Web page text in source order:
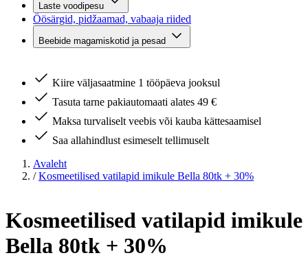
Laste voodipesu
Öösärgid, pidžaamad, vabaaja riided
Beebide magamiskotid ja pesad
Kiire väljasaatmine 1 tööpäeva jooksul
Tasuta tarne pakiautomaati alates 49 €
Maksa turvaliselt veebis või kauba kättesaamisel
Saa allahindlust esimeselt tellimuselt
Avaleht
/ Kosmeetilised vatilapid imikule Bella 80tk + 30%
Kosmeetilised vatilapid imikule
Bella 80tk + 30%